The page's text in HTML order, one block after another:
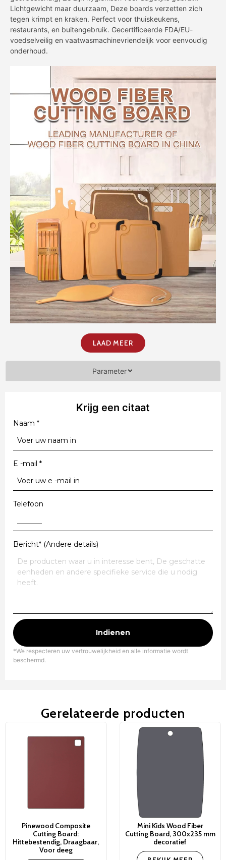
Parameter
Lichtgewicht maar duurzaam, Deze boards verzetten zich
tegen krimpt en kraken. Perfect voor thuiskeukens,
restaurants, en buitengebruik. Gecertificeerde FDA/EU-
voedselveilig en vaatwasmachinevriendelijk voor eenvoudig
onderhoud.
LAAD MEER
Krijg een citaat
Naam *
E -mail *
Telefoon
Bericht* (Andere details)
Indienen
*We respecteren uw vertrouwelijkheid en alle informatie wordt
beschermd.
Gerelateerde producten
Pinewood Composite
Cutting Board:
Hittebestendig, Draagbaar,
Voor deeg
Mini Kids Wood Fiber
Cutting Board, 300x235 mm
decoratief